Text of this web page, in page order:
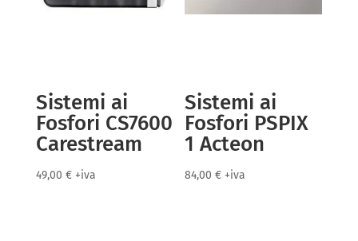
Sistemi ai
Fosfori CS7600
Carestream
49,00 € +iva
Sistemi ai
Fosfori PSPIX
1 Acteon
84,00€ +iva